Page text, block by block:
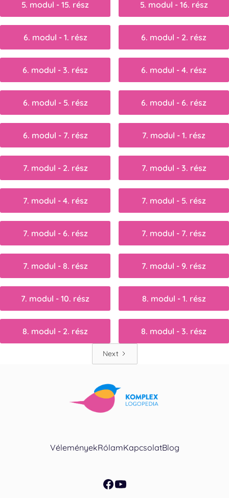
5. modul - 15. rész 5. modul - 16. rész
6. modul - 1. rész 6. modul - 2. rész
6. modul - 3. rész 6. modul - 4. rész
6. modul - 5. rész 6. modul - 6. rész
6. modul - 7. rész 7. modul - 1. rész
7. modul - 2. rész 7. modul - 3. rész
7. modul - 4. rész 7. modul - 5. rész
7. modul - 6. rész 7. modul - 7. rész
7. modul - 8. rész 7. modul - 9. rész
7. modul - 10. rész 8. modul - 1. rész
8. modul - 2. rész 8. modul - 3. rész
Next
VéleményekRólamKapcsolatBlog